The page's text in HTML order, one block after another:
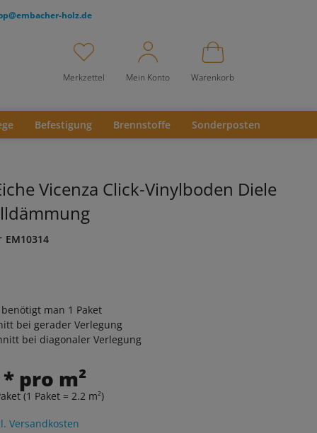
holz.de
Merkzettel Mein Konto Warenkorb
Befestigung Brennstoffe Sonderposten
Vicenza Click-Vinylboden Diele
EM10314
man 1 Paket
bei gerader Verlegung
bei diagonaler Verlegung
* pro m²
(1 Paket = 2.2 m²)
Versandkosten